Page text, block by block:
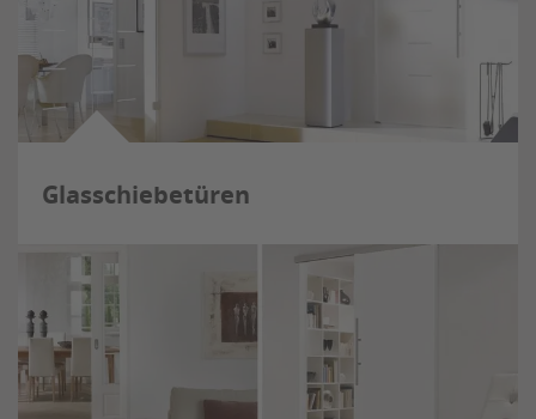
Glasschiebetüren